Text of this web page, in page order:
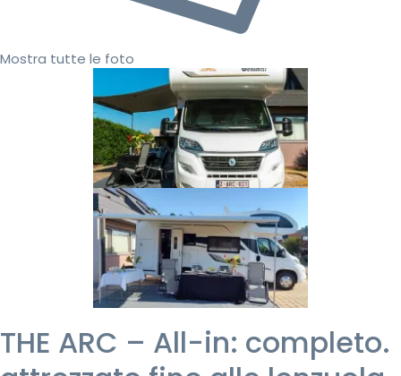
Mostra tutte le foto
THE ARC – All-in: completo.